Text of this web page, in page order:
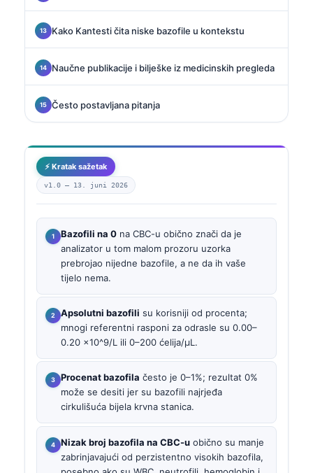
Kako Kantesti čita niske bazofile u kontekstu
Naučne publikacije i bilješke iz medicinskih pregleda
Često postavljana pitanja
⚡ Kratak sažetak
v1.0 — 13. juni 2026
Bazofili na 0 na CBC-u obično znači da je
analizator u tom malom prozoru uzorka
prebrojao nijedne bazofile, a ne da ih vaše
tijelo nema.
Apsolutni bazofili su korisniji od procenta;
mnogi referentni rasponi za odrasle su 0.00–
0.20 x10^9/L ili 0–200 ćelija/µL.
Procenat bazofila često je 0–1%; rezultat 0%
može se desiti jer su bazofili najrjeđa
cirkulišuća bijela krvna stanica.
Nizak broj bazofila na CBC-u obično su manje
zabrinjavajući od perzistentno visokih bazofila,